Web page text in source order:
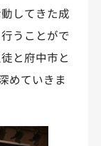
してきた成
うことがで
と府中市と
めていきま